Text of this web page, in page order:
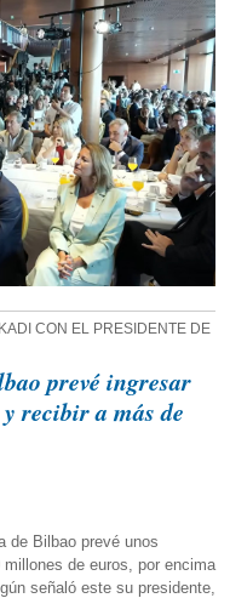
CON EL PRESIDENTE DE
prevé ingresar
recibir a más de
de Bilbao prevé unos
de euros, por encima
señaló este su presidente,